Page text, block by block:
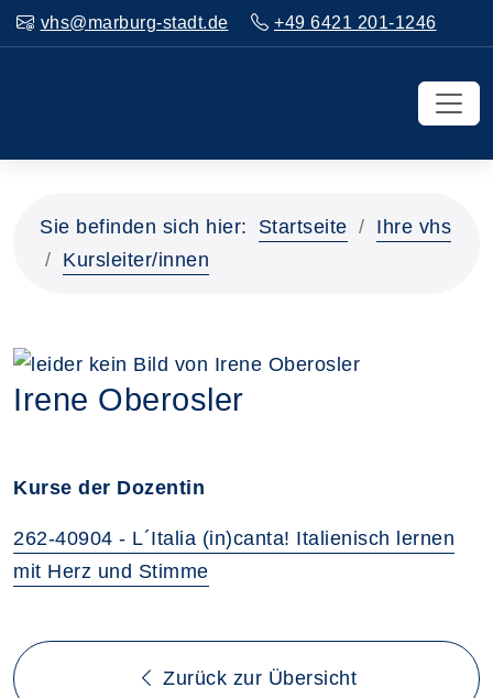
vhs@marburg-stadt.de +49 6421 201-1246
Sie befinden sich hier: Startseite
Ihre vhs
Kursleiter/innen
Irene Oberosler
Kurse der Dozentin
262-40904 - L´Italia (in)canta! Italienisch lernen
mit Herz und Stimme
Zurück zur Übersicht